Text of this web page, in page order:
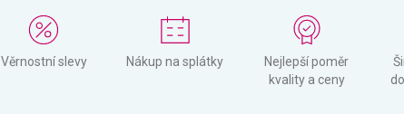
Věrnostní slevy Nákup na splátky
Nejlepší poměr
kvality a ceny